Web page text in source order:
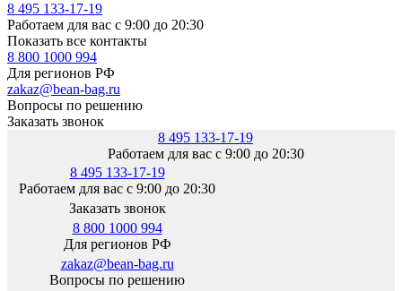
8 495 133-17-19
Работаем для вас с 9:00 до 20:30
Показать все контакты
8 800 1000 994
Для регионов РФ
zakaz@bean-bag.ru
Вопросы по решению
Заказать звонок
8 495 133-17-19
Работаем для вас с 9:00 до 20:30
8 495 133-17-19
Работаем для вас с 9:00 до 20:30
Заказать звонок
8 800 1000 994
Для регионов РФ
zakaz@bean-bag.ru
Вопросы по решению